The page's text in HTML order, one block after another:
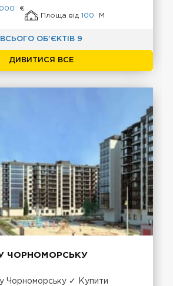
€
Площа від100 М
ВСЬОГО ОБ'ЄКТІВ 9
ДИВИТИСЯ ВСЕ
ЧОРНОМОРСЬКУ
Чорноморську ✓ Купити